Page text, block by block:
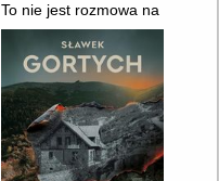
To nie jest rozmowa na telefon